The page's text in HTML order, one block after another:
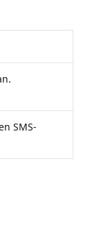
SMS-